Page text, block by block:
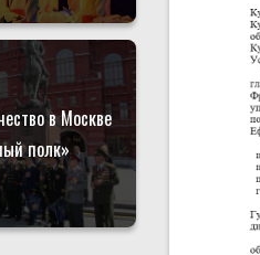
в Москве
полк»